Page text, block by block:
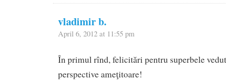
vladimir b.
April 6, 2012 at 11:55 pm
În primul rînd, felicitări pentru superbele
perspective ameţitoare!